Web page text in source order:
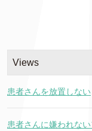
Views
患者さんを放置しない
患者さんに嫌われな